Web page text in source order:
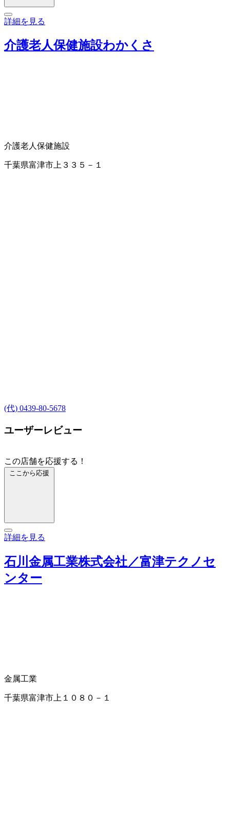
詳細を見る
介護老人保健施設わかくさ
介護老人保健施設
千葉県富津市上３３５－１
(代) 0439-80-5678
ユーザーレビュー
この店舗を応援する！
ここから応援
詳細を見る
石川金属工業株式会社／富津テクノセ
ンター
金属工業
千葉県富津市上１０８０－１